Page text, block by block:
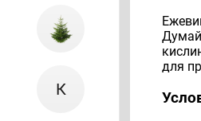
К
для